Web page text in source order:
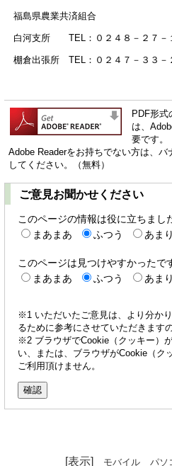
福島県農業共済組合
白河支所 TEL：０２４８－２７－
棚倉出張所 TEL：０２４７－３３－
PDF形式
は、
要です。
Adobe Readerをお持ちでない方は、
してください。（無料）
ご意見お聞かせください
このページの情報は役に立ちまし
まあまあ
ふつう あまり
このページは見つけやすかったで
まあまあ
ふつう あまり
※1 いただいたご意見は、より分か
るために参考にさせていただきます
※2 ブラウザでCookie（クッキー）
い、または、ブラウザがCookie（ク
ご利用頂けません。
[表示] モバイル パソ